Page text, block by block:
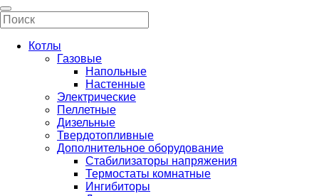
Котлы
Газовые
Напольные
Настенные
Электрические
Пеллетные
Дизельные
Твердотопливные
Дополнительное оборудование
Стабилизаторы напряжения
Термостаты комнатные
Ингибиторы